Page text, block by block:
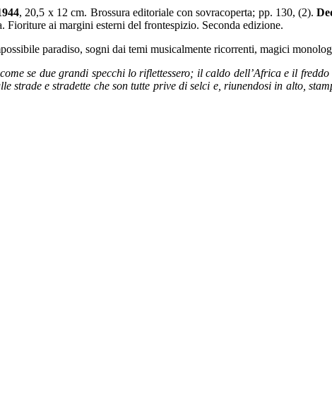
, 20,5 x 12 cm. Brossura editoriale con sovracoperta; pp. 130, (2).
ai margini esterni del frontespizio. Seconda edizione.
paradiso, sogni dai temi musicalmente ricorrenti, magici
se due grandi specchi lo riflettessero; il caldo dell’Africa e il
e stradette che son tutte prive di selci e, riunendosi in alto,